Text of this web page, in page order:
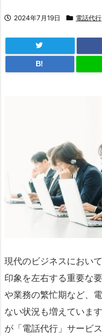
2024年7月19日 電話代行
B!
現代のビジネスにおい
印象を左右する重要な
や業務の繁忙期など、
ない状況も増えていま
が「電話代行」サービ